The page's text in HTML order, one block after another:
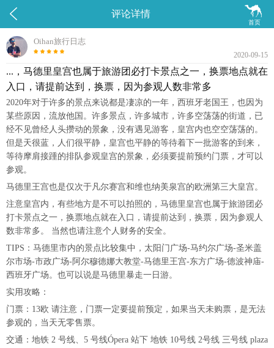
 
首页
评论详情
Oihan旅行日志
2020-09-15
...，马德里皇宫也属于旅游团必打卡景点之一，换票地点就在
入口，请提前达到，换票，因为参观人数非常多
2020年对于许多的景点来说都是凄凉的一年，西班牙老国王，也因为
某些原因，流放他国。许多景点，许多城市，许多空荡荡的街道，已
经不见曾经人头攒动的景象，没有遇见游客，皇宫内也空空荡荡的。
但是天很蓝，人们很平静，皇宫也平静的等待着下一批游客的到来，
等待摩肩接踵的排队参观皇宫的景象，必须要提前预约门票，才可以
参观。
马德里王宫也是仅次于凡尔赛宫和维也纳美泉宫的欧洲第三大皇宫。
注意皇宫内，有些地方是不可以拍照的，马德里皇宫也属于旅游团必
打卡景点之一，换票地点就在入口，请提前达到，换票，因为参观人
数非常多。 当然也请注意个人财务的安全。
TIPS：马德里市内的景点比较集中，太阳门广场-马约尔广场-圣米盖
尔市场-市政广场-阿尔穆德娜大教堂-马德里王宫-东方广场-德波神庙-
西班牙广场。也可以说是马德里暴走一日游。
实用攻略：
门票：13欧 请注意，门票一定要提前预定，如果当天未购票，是无法
参观的，当天无零售票。
交通：地铁 2 号线、5 号线Ópera 站下 地铁 10号线 2号线 三号线 plaza